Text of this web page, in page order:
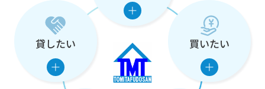
た
の
買いたい
貸したい